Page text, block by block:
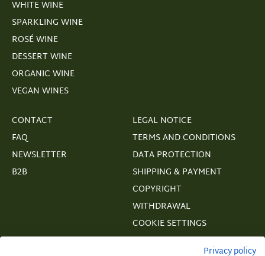
WHITE WINE
SPARKLING WINE
ROSÉ WINE
DESSERT WINE
ORGANIC WINE
VEGAN WINES
CONTACT
FAQ
NEWSLETTER
B2B
LEGAL NOTICE
TERMS AND CONDITIONS
DATA PROTECTION
SHIPPING & PAYMENT
COPYRIGHT
WITHDRAWAL
COOKIE SETTINGS
VERTRAGSWIDERRUF
Privacy policy